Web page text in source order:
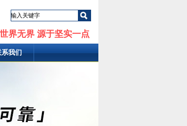
界无界 源于坚实一点
系我们